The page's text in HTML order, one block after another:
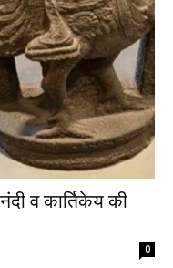
व कार्तिकेय की
0